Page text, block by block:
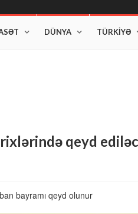
DÜNYA TÜRKİYƏ
edir"
qeyd
bayramı qeyd olunur